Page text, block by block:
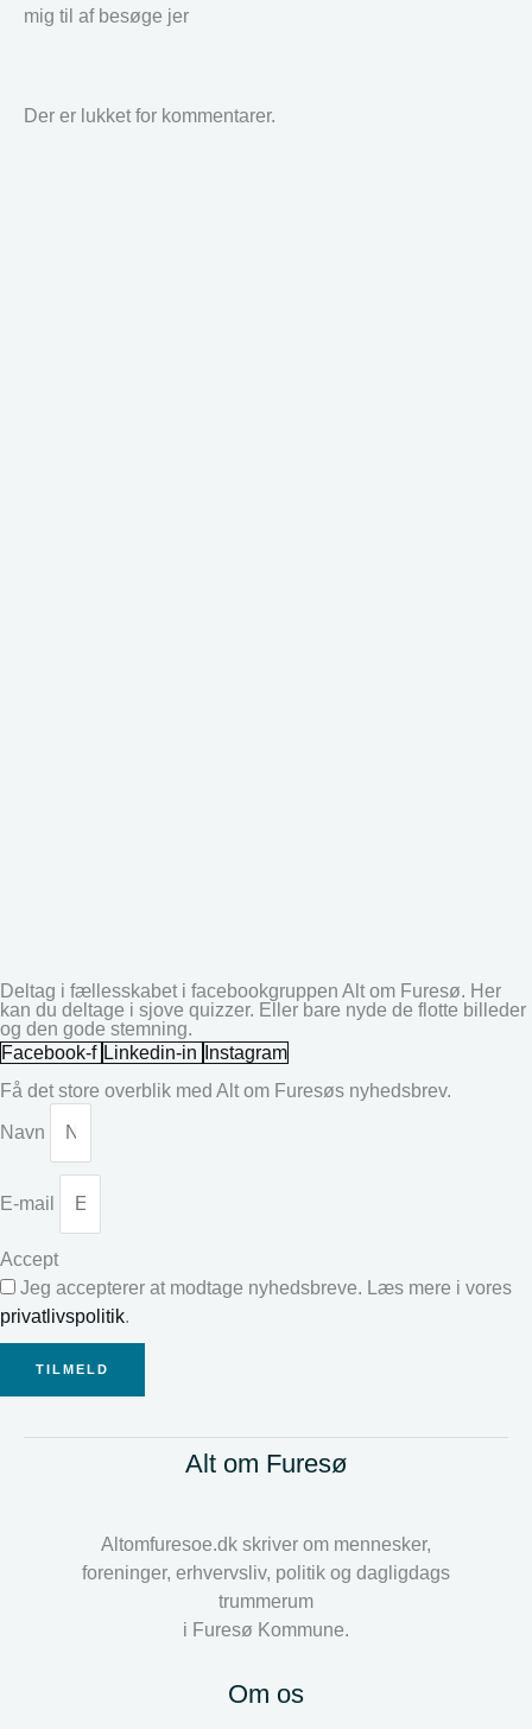
mig til af besøge jer
Der er lukket for kommentarer.
Deltag i fællesskabet i facebookgruppen Alt om Furesø. Her
kan du deltage i sjove quizzer. Eller bare nyde de flotte billeder
og den gode stemning.
Facebook-f Linkedin-in
Instagram
Få det store overblik med Alt om Furesøs nyhedsbrev.
Navn
E-mail
Accept
Jeg accepterer at modtage nyhedsbreve. Læs mere i vores
privatlivspolitik.
TILMELD
Alt om Furesø
Altomfuresoe.dk skriver om mennesker,
foreninger, erhvervsliv, politik og dagligdags
trummerum
i Furesø Kommune.
Om os